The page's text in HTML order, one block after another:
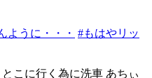
ように・・・ #もはやリッ
こに行く為に洗車 あちぃ